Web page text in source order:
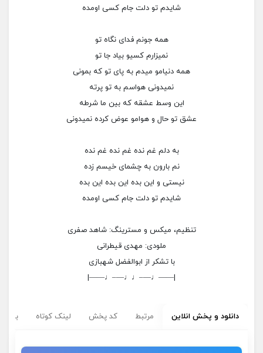
شایدم تو دلت جام کسی اومده
همه جونم فدای نگاه تو
نمیزارم کسیو بیاد جا تو
همه دنیامو میدم به پای تو که بمونی
نمیدونی هواسم به تو پرته
این وسط عشقه که بین ما شرطه
عشق تو حال و هوامو عوض کرده نمیدونی
به دلم غم نده غم نده غم نده
نم بارون به چشمای خیسم زده
نیستی و این بده این بده این بده
شایدم تو دلت جام کسی اومده
تنظیم، میکس و مسترینگ: شاهد صفری
ملودی: مهدی قیطرانی
با تشکر از ابوالفضل شهبازی
|——♩—–♩♩—–♩——|
دانلود و پخش انلاین مرتبط کد پخش لینک کوتاه